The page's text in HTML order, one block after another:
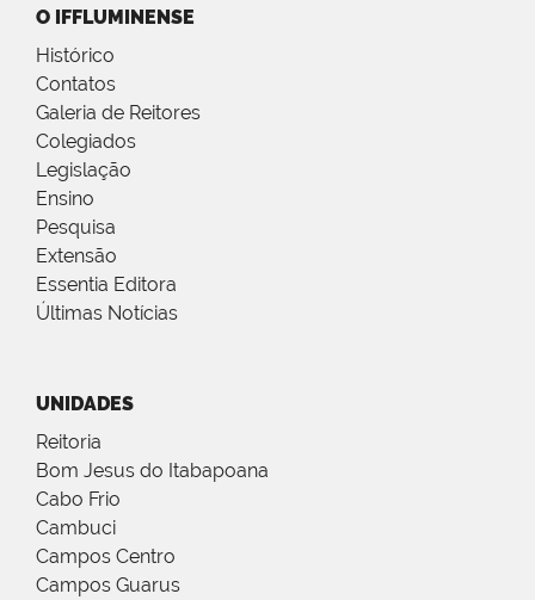
O IFFLUMINENSE
Histórico
Contatos
Galeria de Reitores
Colegiados
Legislação
Ensino
Pesquisa
Extensão
Essentia Editora
Últimas Notícias
UNIDADES
Reitoria
Bom Jesus do Itabapoana
Cabo Frio
Cambuci
Campos Centro
Campos Guarus